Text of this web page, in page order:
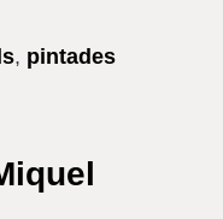
, pintades